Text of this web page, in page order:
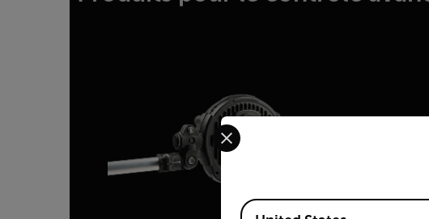
Select your preferred country and
Available Locations